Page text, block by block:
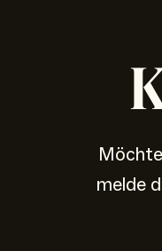
melde